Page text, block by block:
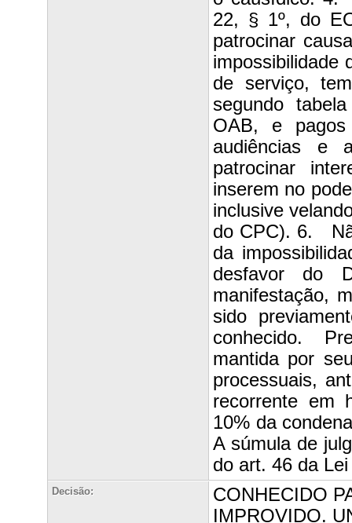
22, § 1º, do
patrocinar
impossibilidade
de serviço,
segundo
OAB, e
audiências e
patrocinar
inserem no
inclusive
do CPC). 6.
da
desfavor do
manifestação,
sido
conhecido.
mantida por
processuais,
recorrente em
10% da
A súmula de
do art. 46 da
Decisão:
CONHECIDO
IMPROVIDO.